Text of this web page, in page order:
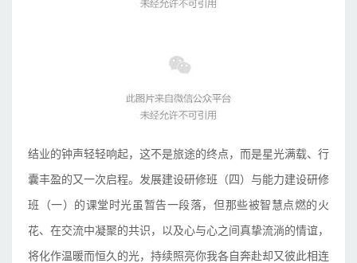
结业的钟声轻轻响起，这不是旅途的终点，而是星光满载、行
囊丰盈的又一次启程。发展建设研修班（四）与能力建设研修
班（一）的课堂时光虽暂告一段落，但那些被智慧点燃的火
花、在交流中凝聚的共识，以及心与心之间真挚流淌的情谊，
将化作温暖而恒久的光，持续照亮你我各自奔赴却又彼此相连